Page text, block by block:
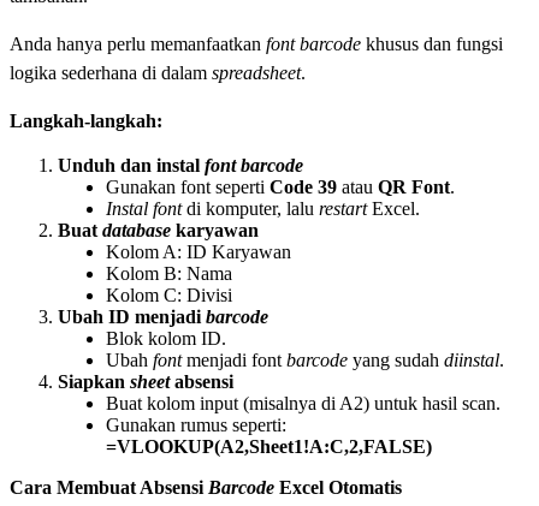
Anda hanya perlu memanfaatkan font barcode khusus dan fungsi
logika sederhana di dalam spreadsheet.
Langkah-langkah:
Unduh dan instal font barcode
Gunakan font seperti Code 39 atau QR Font.
Instal fontdi komputer, lalu restartExcel.
Buat database karyawan
Kolom A: ID Karyawan
Kolom B: Nama
Kolom C: Divisi
Ubah ID menjadi barcode
Blok kolom ID.
Ubah fontmenjadi font barcode yang sudah diinstal.
Siapkan sheetabsensi
Buat kolom input (misalnya di A2) untuk hasil scan.
Gunakan rumus seperti:
=VLOOKUP(A2,Sheet1!A:C,2,FALSE)
Cara Membuat Absensi Barcode Excel Otomatis